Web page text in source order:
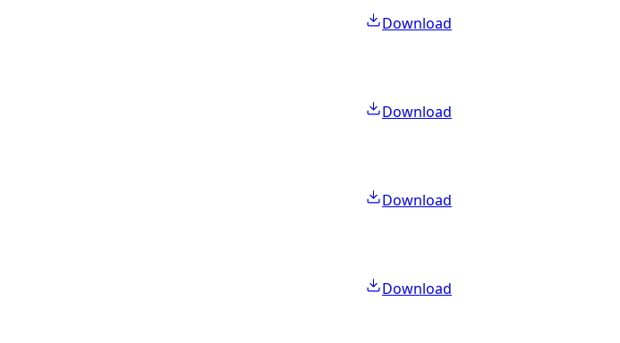
Download
Download
Download
Download